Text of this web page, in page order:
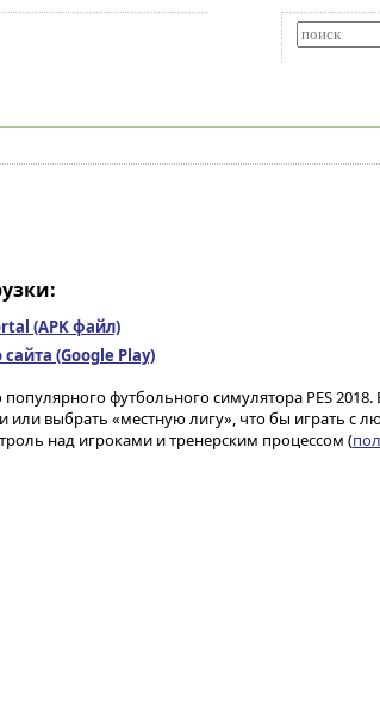
(APK файл)
(Google Play)
популярного футбольного симулятора PES
или выбрать «местную лигу», что бы играть с
над игроками и тренерским процессом (